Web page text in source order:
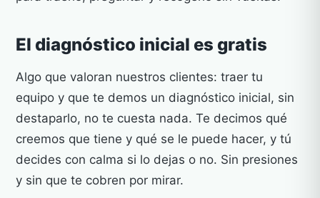
El diagnóstico inicial es gratis
Algo que valoran nuestros clientes: traer tu
equipo y que te demos un diagnóstico inicial, sin
destaparlo, no te cuesta nada. Te decimos qué
creemos que tiene y qué se le puede hacer, y tú
decides con calma si lo dejas o no. Sin presiones
y sin que te cobren por mirar.